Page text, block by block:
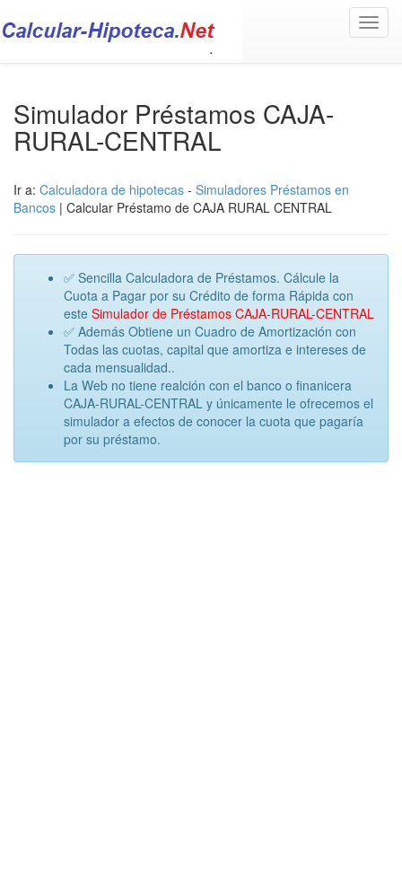
Simulador Préstamos CAJA-
RURAL-CENTRAL
Ir a: Calculadora de hipotecas - Simuladores Préstamos en
Bancos | Calcular Préstamo de CAJA RURAL CENTRAL
✅ Sencilla Calculadora de Préstamos. Cálcule la
Cuota a Pagar por su Crédito de forma Rápida con
este Simulador de Préstamos CAJA-RURAL-CENTRAL
✅ Además Obtiene un Cuadro de Amortización con
Todas las cuotas, capital que amortiza e intereses de
cada mensualidad..
La Web no tiene realción con el banco o finanicera
CAJA-RURAL-CENTRAL y únicamente le ofrecemos el
simulador a efectos de conocer la cuota que pagaría
por su préstamo.